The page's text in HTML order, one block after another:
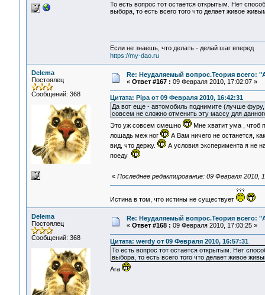
То есть вопрос тот остается открытым. Нет
выбора, то есть всего того что делает живое
Если не знаешь, что делать - делай шаг вперед
https://my-dao.ru
Delema
Постоялец
Сообщений: 368
Re: Неудаляемый вопрос.Теория всего:
« Ответ #167 : 09 Февраля 2010, 17:02:07 »
Цитата: Pipa от 09 Февраля 2010, 16:42:31
Да вот еще - автомобиль поднимите (лучше
совсем не сложно отменить эту массу для
Это уж совсем смешно
Мне хватит ума , чтоб
лошадь меж ног
А Вам ничего не останется,
вид, что держу.
А условия эксперимента я не
поеду
« Последнее редактирование: 09 Февраля 2010,
Истина в том, что истины не существует
Delema
Постоялец
Сообщений: 368
Re: Неудаляемый вопрос.Теория всего:
« Ответ #168 : 09 Февраля 2010, 17:03:25 »
Цитата: werdy от 09 Февраля 2010, 16:57:31
То есть вопрос тот остается открытым. Нет
выбора, то есть всего того что делает живое
Ага